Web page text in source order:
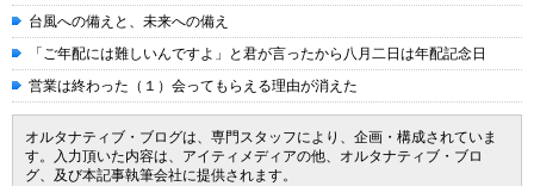
台風への備えと、未来への備え
「ご年配には難しいんですよ」と君が言ったから八月二日は年配記念日
営業は終わった（１）会ってもらえる理由が消えた
オルタナティブ・ブログは、専門スタッフにより、企画・構成されていま
す。入力頂いた内容は、アイティメディアの他、オルタナティブ・ブロ
グ、及び本記事執筆会社に提供されます。